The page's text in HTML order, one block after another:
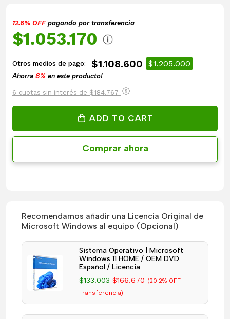
12.6% OFFpagando por transferencia
$1.053.170
Otros medios de pago: $1.108.600 $1.205.000
Ahorra 8% en este producto!
6 cuotas sin interés de $184.767
ADD TO CART
Comprar ahora
Recomendamos añadir una Licencia Original de
Microsoft Windows al equipo (Opcional)
Sistema Operativo | Microsoft
Windows 11 HOME / OEM DVD
Español / Licencia
$133.003 $166.670 (20.2% OFF
Transferencia)